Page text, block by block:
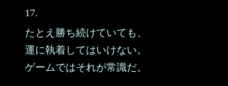
17.
たとえ勝ち続けていても、
運に執着してはいけない。
ゲームではそれが常識だ。